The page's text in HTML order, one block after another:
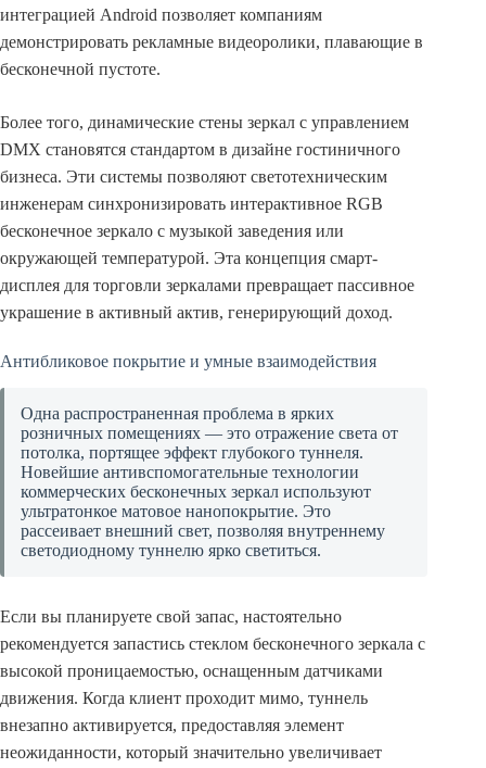
интеграцией Android позволяет компаниям
демонстрировать рекламные видеоролики, плавающие в
бесконечной пустоте.
Более того, динамические стены зеркал с управлением
DMX становятся стандартом в дизайне гостиничного
бизнеса. Эти системы позволяют светотехническим
инженерам синхронизировать интерактивное RGB
бесконечное зеркало с музыкой заведения или
окружающей температурой. Эта концепция смарт-
дисплея для торговли зеркалами превращает пассивное
украшение в активный актив, генерирующий доход.
Антибликовое покрытие и умные взаимодействия
Одна распространенная проблема в ярких
розничных помещениях — это отражение света от
потолка, портящее эффект глубокого туннеля.
Новейшие антивспомогательные технологии
коммерческих бесконечных зеркал используют
ультратонкое матовое нанопокрытие. Это
рассеивает внешний свет, позволяя внутреннему
светодиодному туннелю ярко светиться.
Если вы планируете свой запас, настоятельно
рекомендуется запастись стеклом бесконечного зеркала с
высокой проницаемостью, оснащенным датчиками
движения. Когда клиент проходит мимо, туннель
внезапно активируется, предоставляя элемент
неожиданности, который значительно увеличивает